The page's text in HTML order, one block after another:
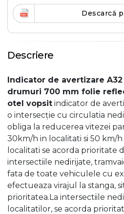
Descarcă
Descriere
Indicator de avertizare
drumuri 700 mm folie
otel vopsit indicator de
o intersecţie cu circulatia
obliga la reducerea vitezei
30km/h in localitati si 50 km/
localitati se acorda prioritate
intersectiile nedirijate,
fata de toate vehiculele cu
efectueaza virajul la stanga,
prioritatea.La intersectiile
localitatilor, se acorda